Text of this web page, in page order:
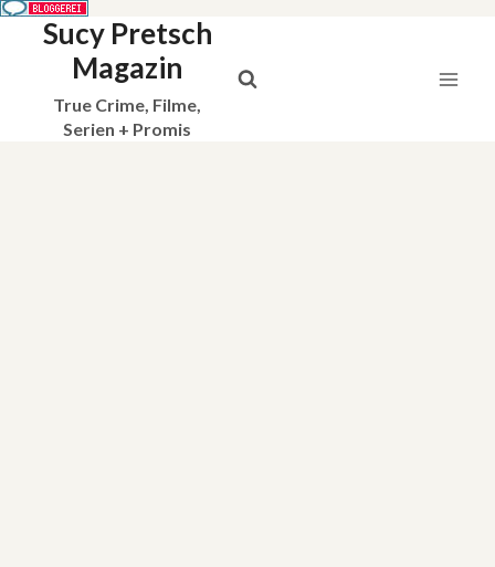
Sucy Pretsch
Magazin
True Crime, Filme,
Serien + Promis